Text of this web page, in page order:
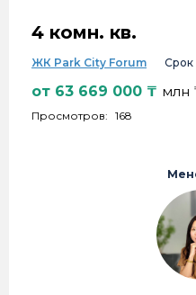
4 комн. кв.
ЖК Park City Forum Срок
от 63 669 000 ₸ млн
Просмотров: 168